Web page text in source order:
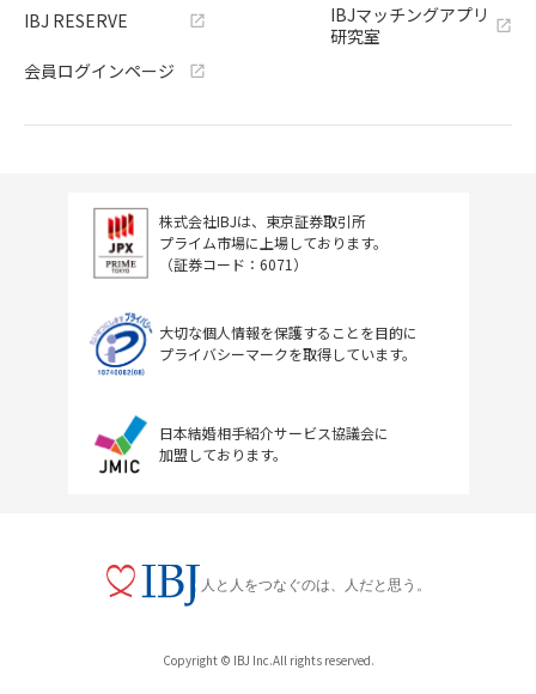
IBJ RESERVE
会員ログインページ
IBJマッチングアプリ
研究室
株式会社IBJは、東京証券取引所
プライム市場に上場しております。
（証券コード：6071）
大切な個人情報を保護することを目的に
プライバシーマークを取得しています。
日本結婚相手紹介サービス協議会に
加盟しております。
人と人をつなぐのは、人だと思う。
Copyright © IBJ Inc.All rights reserved.